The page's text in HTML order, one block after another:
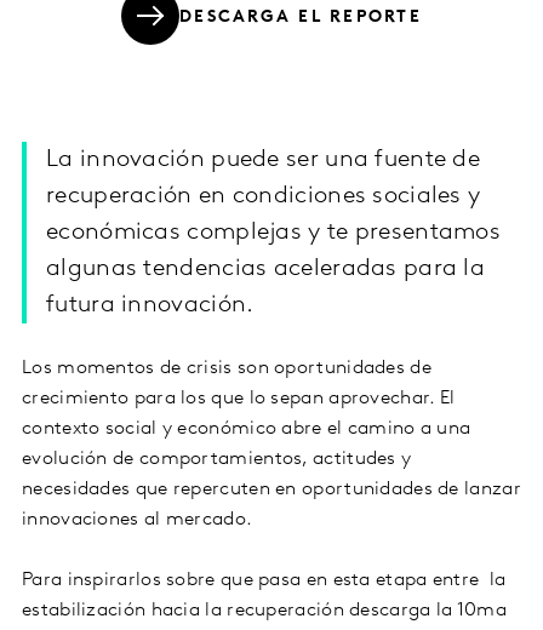
DESCARGA EL REPORTE
La innovación puede ser una fuente de
recuperación en condiciones sociales y
económicas complejas y te presentamos
algunas tendencias aceleradas para la
futura innovación.
Los momentos de crisis son oportunidades de
crecimiento para los que lo sepan aprovechar. El
contexto social y económico abre el camino a una
evolución de comportamientos, actitudes y
necesidades que repercuten en oportunidades de lanzar
innovaciones al mercado.
Para inspirarlos sobre que pasa en esta etapa entre la
estabilización hacia la recuperación descarga la 10ma